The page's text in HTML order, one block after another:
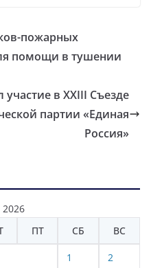
пожарных
помощи в тушении
в XXIII Съезде
партии «Единая
Россия»
2026
ПТ СБ ВС
1 2